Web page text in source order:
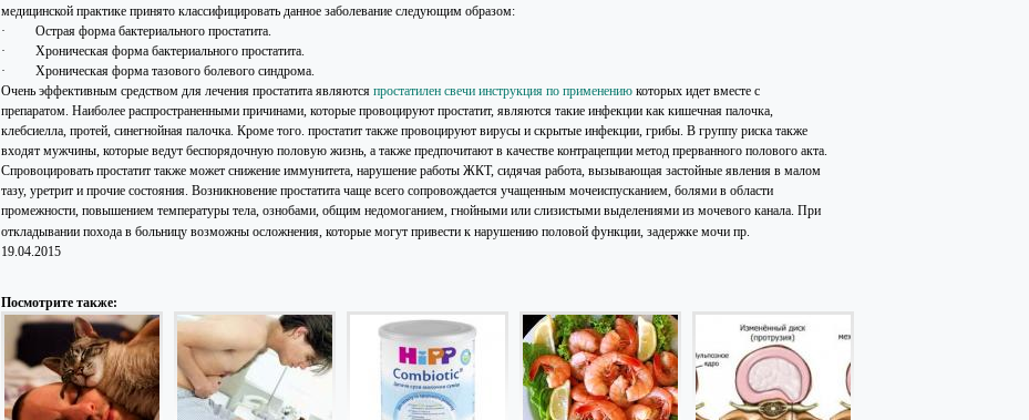
медицинской практике принято классифицировать данное заболевание следующим образом:
· Острая форма бактериального простатита.
· Хроническая форма бактериального простатита.
· Хроническая форма тазового болевого синдрома.
Очень эффективным средством для лечения простатита являются простатилен свечи инструкция по применению которых идет вместе с
препаратом. Наиболее распространенными причинами, которые провоцируют простатит, являются такие инфекции как кишечная палочка,
клебсиелла, протей, синегнойная палочка. Кроме того. простатит также провоцируют вирусы и скрытые инфекции, грибы. В группу риска также
входят мужчины, которые ведут беспорядочную половую жизнь, а также предпочитают в качестве контрацепции метод прерванного полового акта.
Спровоцировать простатит также может снижение иммунитета, нарушение работы ЖКТ, сидячая работа, вызывающая застойные явления в малом
тазу, уретрит и прочие состояния. Возникновение простатита чаще всего сопровождается учащенным мочеиспусканием, болями в области
промежности, повышением температуры тела, ознобами, общим недомоганием, гнойными или слизистыми выделениями из мочевого канала. При
откладывании похода в больницу возможны осложнения, которые могут привести к нарушению половой функции, задержке мочи пр.
19.04.2015
Посмотрите также: